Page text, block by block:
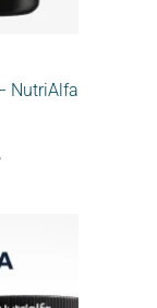
NutriAlfa